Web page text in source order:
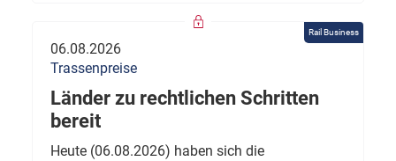
Rail Business
06.08.2026
Trassenpreise
Länder zu rechtlichen Schritten
bereit
Heute (06.08.2026) haben sich die